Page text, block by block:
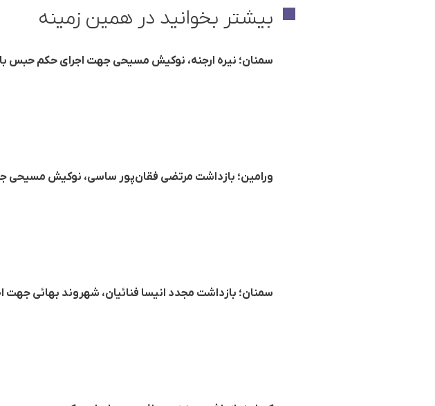
بیشتر بخوانید در همین زمینه
سمنان؛ نیره ارجنه، نوکیش مسیحی جهت اجرای حکم حبس
ورامین؛ بازداشت مرتضی فقان‌پور ساسی، نوکیش
سمنان؛ بازداشت مجدد انیسا فنائیان، شهروند بهائی جهت اجرای